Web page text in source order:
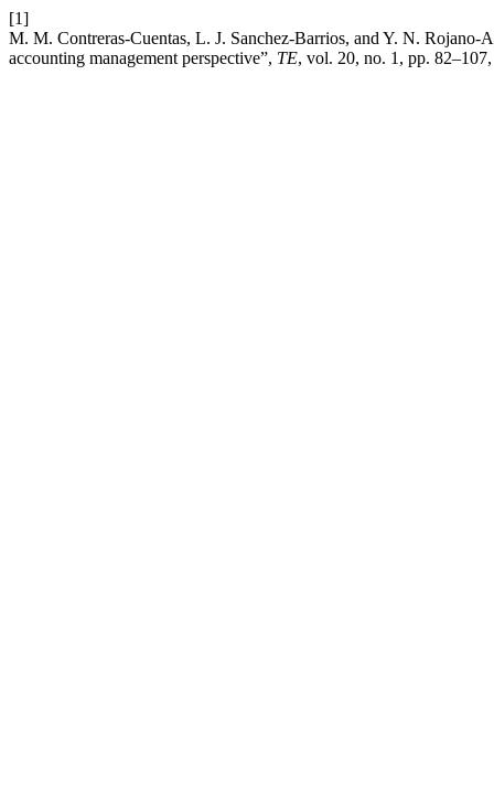
[1]
M. M. Contreras-Cuentas, L. J. Sanchez-Barrios, and Y. N.
accounting management perspective”, TE, vol. 20, no. 1, pp.